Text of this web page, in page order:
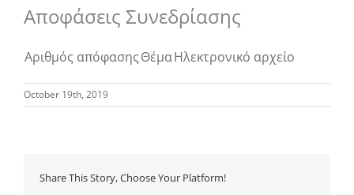
Αποφάσεις Συνεδρίασης
Αριθμός απόφασηςΘέμαΗλεκτρονικό αρχείο
October 19th, 2019
Share This Story, Choose Your Platform!